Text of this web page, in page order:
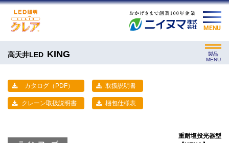
MENU
高天井LED KING
製品
MENU
カタログ（PDF） 取扱説明書
クレーン取扱説明書 梱包仕様表
重耐塩投光器型